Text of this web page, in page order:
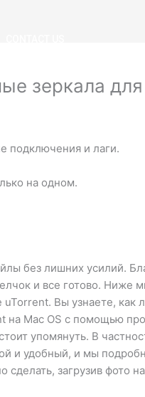
зеркала для
подключения и лаги.
на одном.
без лишних усилий.
и все готово. Ниже
Вы узнаете, как
на Mac OS с помощью
упомянуть. В
и удобный, и мы
загрузив фото